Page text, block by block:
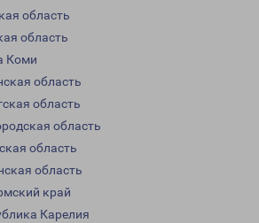
область
область
Коми
область
область
область
область
область
край
Карелия